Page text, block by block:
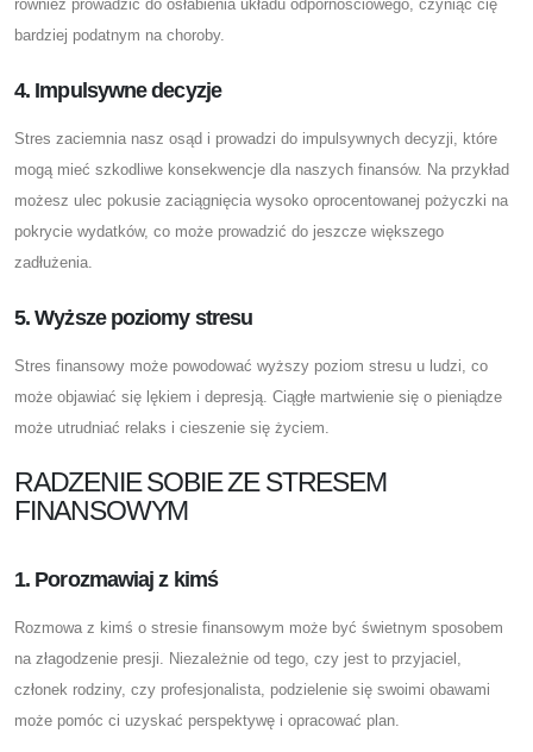
również prowadzić do osłabienia układu odpornościowego, czyniąc cię
bardziej podatnym na choroby.
4. Impulsywne decyzje
Stres zaciemnia nasz osąd i prowadzi do impulsywnych decyzji, które
mogą mieć szkodliwe konsekwencje dla naszych finansów. Na przykład
możesz ulec pokusie zaciągnięcia wysoko oprocentowanej pożyczki na
pokrycie wydatków, co może prowadzić do jeszcze większego
zadłużenia.
5. Wyższe poziomy stresu
Stres finansowy może powodować wyższy poziom stresu u ludzi, co
może objawiać się lękiem i depresją. Ciągłe martwienie się o pieniądze
może utrudniać relaks i cieszenie się życiem.
RADZENIE SOBIE ZE STRESEM
FINANSOWYM
1. Porozmawiaj z kimś
Rozmowa z kimś o stresie finansowym może być świetnym sposobem
na złagodzenie presji. Niezależnie od tego, czy jest to przyjaciel,
członek rodziny, czy profesjonalista, podzielenie się swoimi obawami
może pomóc ci uzyskać perspektywę i opracować plan.